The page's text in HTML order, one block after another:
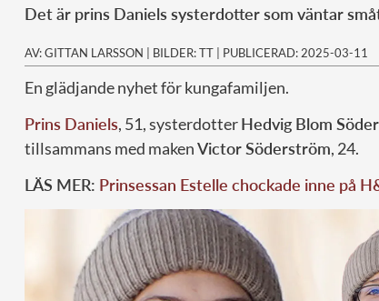
Det är prins Daniels systerdotter som väntar
AV: GITTAN LARSSON | BILDER: TT | PUBLICERAD: 2025-03-11
En glädjande nyhet för kungafamiljen.
Prins Daniels, 51, systerdotterHedvig Blom
tillsammans med makenVictor Söderström, 24.
LÄS MER: Prinsessan Estelle chockade inne på